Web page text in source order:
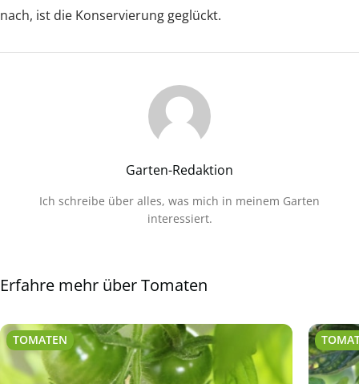
nach, ist die Konservierung geglückt.
Garten-Redaktion
Ich schreibe über alles, was mich in meinem Garten
interessiert.
Erfahre mehr über Tomaten
TOMATEN